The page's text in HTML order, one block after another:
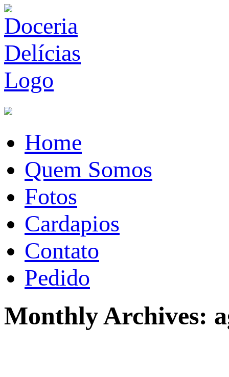
Home
Quem Somos
Fotos
Cardapios
Contato
Pedido
Monthly Archives: